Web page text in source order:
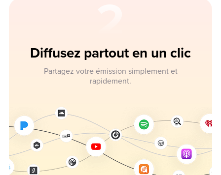
Diffusez partout en un clic
Partagez votre émission simplement et
rapidement.